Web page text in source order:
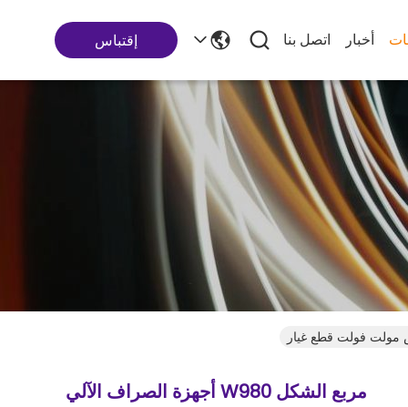
أخبار اتصل بنا إقتباس
مربع الشكل W980 أجهزة الصراف الآلي